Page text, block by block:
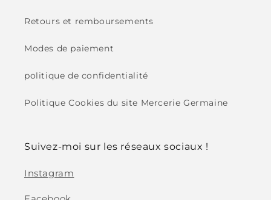
Retours et remboursements
Modes de paiement
politique de confidentialité
Politique Cookies du site Mercerie Germaine
Suivez-moi sur les réseaux sociaux !
Instagram